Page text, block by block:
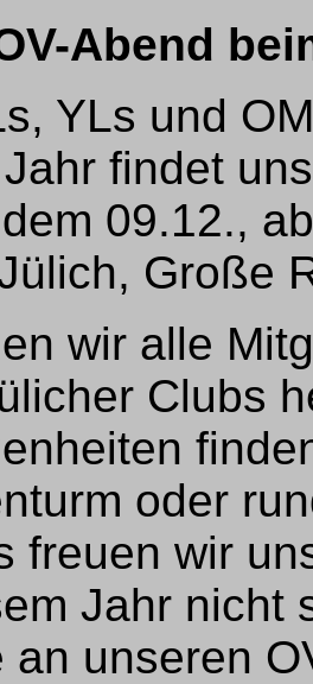
Abend
YLs und
findet
09.12.,
Große
wir alle
Clubs
oder
freuen wir
Jahr nicht
an unseren